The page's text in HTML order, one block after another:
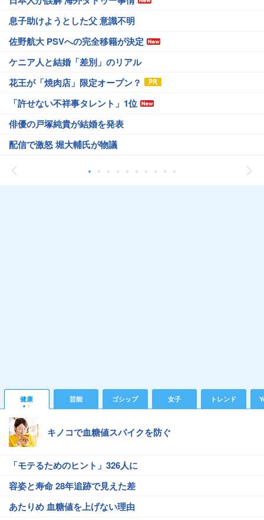
息子助けようとした父 意識不明
佐野航大 PSVへの完全移籍が決定
ケニア人と結婚「差別」のリアル
花王が「焼肉店」限定オープン？
「許せない不祥事タレント」1位
俳優の戸塚純貴が結婚を発表
配信で激怒 堀大輔氏が物議
健康 芸能 ゴシップ 女子 トレンド
キノコで血糖値スパイクを防ぐ
「モテるためのヒント」326人に
容姿と寿命 28年追跡で見えた差
あたりめ 血糖値を上げない理由